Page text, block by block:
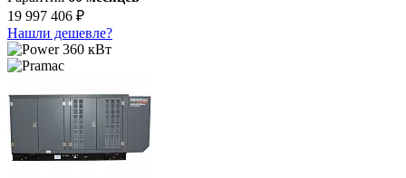
19 997 406 ₽
Нашли дешевле?
360 кВт